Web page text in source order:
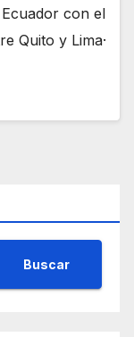
con el
Quito y Lima·
Buscar